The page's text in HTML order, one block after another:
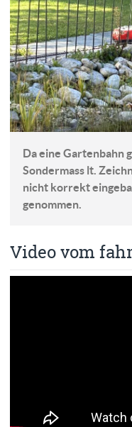
Da eine Gartenbahn
Sondermass lt.
nicht korrekt
genommen.
Video vom